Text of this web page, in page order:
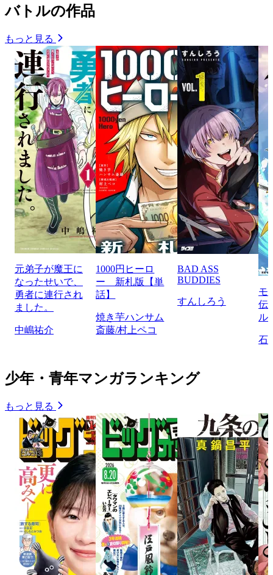
バトルの作品
もっと見る
元弟子が魔王に
なったせいで、
勇者に連行され
ました。
中嶋祐介
1000円ヒーロ
ー 新札版【単
話】
焼き芋ハンサム
斎藤/村上ペコ
BAD ASS
BUDDIES
すんしろう
モ
伝
ル
石
少年・青年マンガランキング
もっと見る